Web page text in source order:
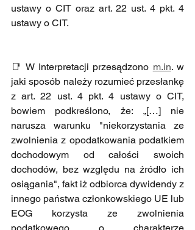
ustawy o CIT oraz art. 22 ust. 4 pkt. 4
ustawy o CIT.
📑 W Interpretacji przesądzono m.in. w
jaki sposób należy rozumieć przesłankę
z art. 22 ust. 4 pkt. 4 ustawy o CIT,
bowiem podkreślono, że: „[…] nie
narusza warunku "niekorzystania ze
zwolnienia z opodatkowania podatkiem
dochodowym od całości swoich
dochodów, bez względu na źródło ich
osiągania", fakt iż odbiorca dywidendy z
innego państwa członkowskiego UE lub
EOG korzysta ze zwolnienia